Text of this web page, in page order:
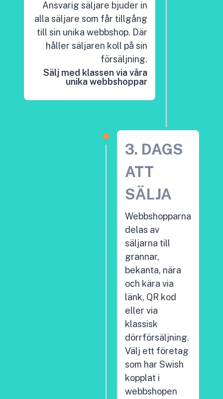
Ansvarig säljare bjuder in
alla säljare som får tillgång
till sin unika webbshop. Där
håller säljaren koll på sin
försäljning.
Sälj med klassen via våra
unika webbshoppar
3. DAGS
ATT
SÄLJA
Webbshopparna
delas av
säljarna till
grannar,
bekanta, nära
och kära via
länk, QR kod
eller via
klassisk
dörrförsäljning.
Välj ett företag
som har Swish
kopplat i
webbshopen